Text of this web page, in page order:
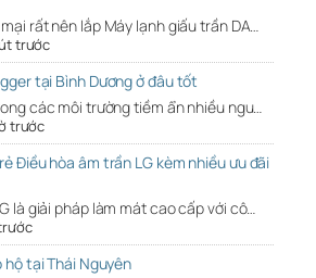
rất nên lắp Máy lạnh giấu trần DA…
trước
tại Bình Dương ở đâu tốt
các môi trường tiềm ẩn nhiều ngu…
trước
Điều hòa âm trần LG kèm nhiều ưu đãi
là giải pháp làm mát cao cấp với cô…
tại Thái Nguyên